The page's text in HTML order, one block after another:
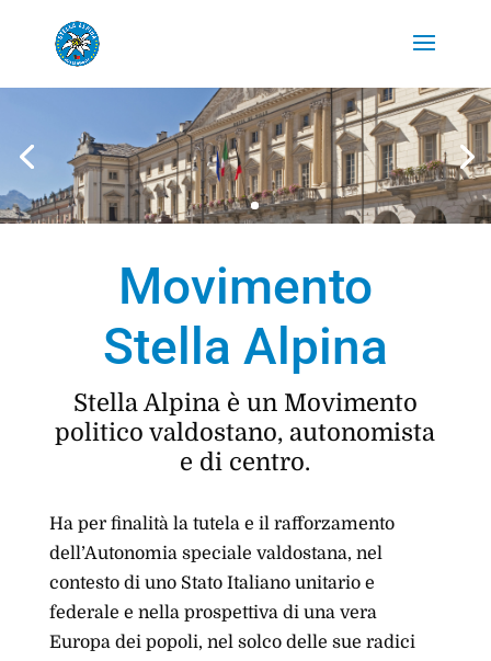
Movimento
Stella Alpina
Stella Alpina è un Movimento
politico valdostano, autonomista
e di centro.
Ha per finalità la tutela e il rafforzamento
dell’Autonomia speciale valdostana, nel
contesto di uno Stato Italiano unitario e
federale e nella prospettiva di una vera
Europa dei popoli, nel solco delle sue radici